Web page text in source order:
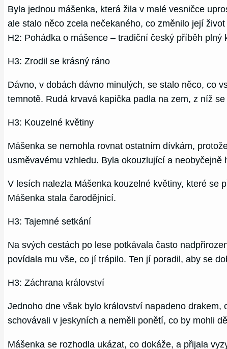
Byla jednou mášenka, která žila v malé vesničce
ale stalo něco zcela nečekaného, co změnilo její
H2: Pohádka o mášence – tradiční český příběh plný
H3: Zrodil se krásný ráno
Dávno, v dobách dávno minulých, se stalo něco, co
temnotě. Rudá krvavá kapička padla na zem, z níž
H3: Kouzelné květiny
Mášenka se nemohla rovnat ostatním dívkám,
usměvavému vzhledu. Byla okouzlující a
V lesích nalezla Mášenka kouzelné květiny, které se
Mášenka stala čarodějnicí.
H3: Tajemné setkání
Na svých cestách po lese potkávala často
povídala mu vše, co jí trápilo. Ten jí poradil, aby se
H3: Záchrana království
Jednoho dne však bylo království napadeno
schovávali v jeskyních a neměli ponětí, co by mohli
Mášenka se rozhodla ukázat, co dokáže, a přijala